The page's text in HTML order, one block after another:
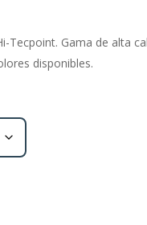
€1,80.
Tecpoint. Gama de alta
disponibles.